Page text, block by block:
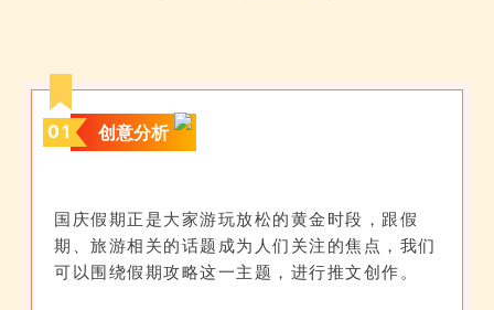
01 创意分析
国庆假期正是大家游玩放松的黄金时段，跟假
期、旅游相关的话题成为人们关注的焦点，我们
可以围绕假期攻略这一主题，进行推文创作。